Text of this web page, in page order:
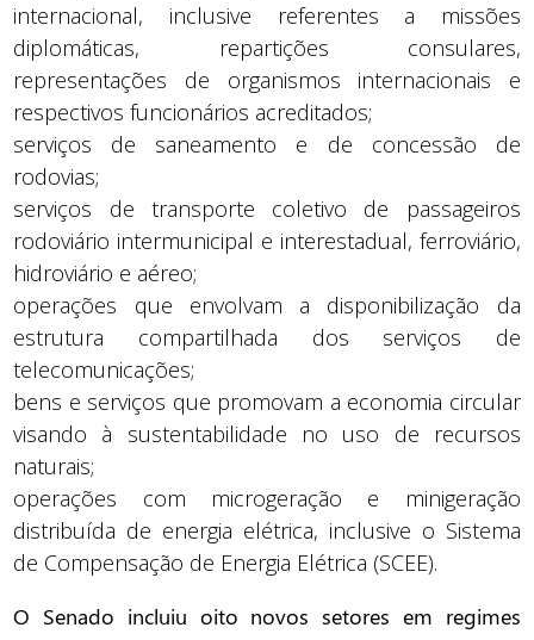
internacional, inclusive referentes a missões
diplomáticas, repartições consulares,
representações de organismos internacionais e
respectivos funcionários acreditados;
serviços de saneamento e de concessão de
rodovias;
serviços de transporte coletivo de passageiros
rodoviário intermunicipal e interestadual, ferroviário,
hidroviário e aéreo;
operações que envolvam a disponibilização da
estrutura compartilhada dos serviços de
telecomunicações;
bens e serviços que promovam a economia circular
visando à sustentabilidade no uso de recursos
naturais;
operações com microgeração e minigeração
distribuída de energia elétrica, inclusive o Sistema
de Compensação de Energia Elétrica (SCEE).
O Senado incluiu oito novos setores em regimes